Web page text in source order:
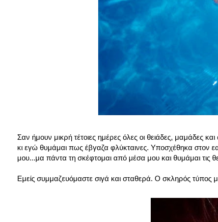
Σαν ήμουν μικρή τέτοιες ημέρες όλες οι θειάδες, μαμάδες
κι εγώ θυμάμαι πως έβγαζα φλύκταινες. Υποσχέθηκα
μου...μα πάντα τη σκέφτομαι από μέσα μου και θυμάμαι τις
Εμείς συμμαζευόμαστε σιγά και σταθερά. Ο σκληρός τύπος